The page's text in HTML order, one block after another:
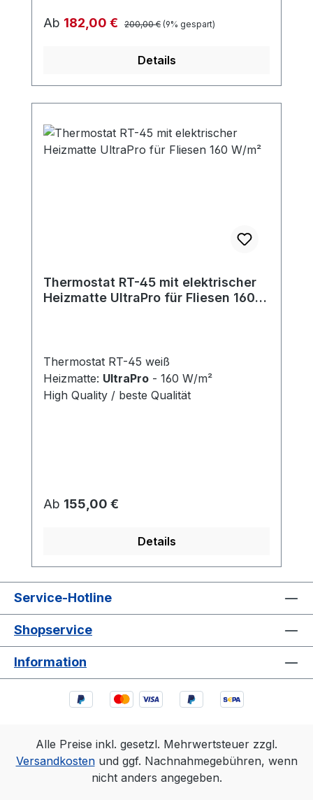
Verkaufspreis:
Ab 182,00 € Regulärer Preis:
200,00 € (9% gespart)
Details
Thermostat RT-45 mit elektrischer
Heizmatte UltraPro für Fliesen 160
Thermostat RT-45 weiß
Heizmatte: UltraPro - 160 W/m²
High Quality / beste Qualität
Regulärer Preis:
Ab 155,00 €
Details
Service-Hotline
Shopservice
Information
Alle Preise inkl. gesetzl. Mehrwertsteuer zzgl.
Versandkostenund ggf. Nachnahmegebühren, wenn
nicht anders angegeben.